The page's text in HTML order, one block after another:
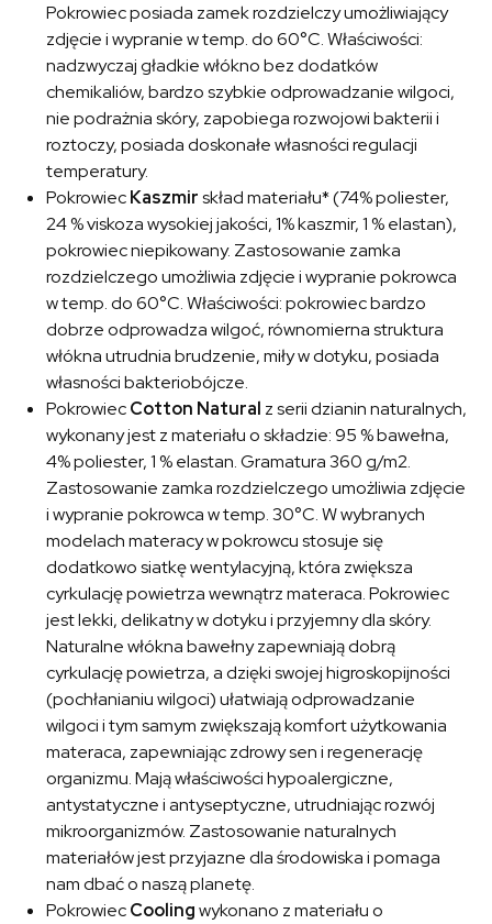
Pokrowiec posiada zamek rozdzielczy umożliwiający
zdjęcie i wypranie w temp. do 60°C. Właściwości:
nadzwyczaj gładkie włókno bez dodatków
chemikaliów, bardzo szybkie odprowadzanie wilgoci,
nie podrażnia skóry, zapobiega rozwojowi bakterii i
roztoczy, posiada doskonałe własności regulacji
temperatury.
PokrowiecKaszmirskład materiału* (74% poliester,
24 % viskoza wysokiej jakości, 1% kaszmir, 1 % elastan),
pokrowiec niepikowany. Zastosowanie zamka
rozdzielczego umożliwia zdjęcie i wypranie pokrowca
w temp. do 60°C. Właściwości: pokrowiec bardzo
dobrze odprowadza wilgoć, równomierna struktura
włókna utrudnia brudzenie, miły w dotyku, posiada
własności bakteriobójcze.
PokrowiecCotton Natural z serii dzianin naturalnych,
wykonany jest z materiału o składzie: 95 % bawełna,
4% poliester, 1 % elastan. Gramatura 360 g/m2.
Zastosowanie zamka rozdzielczego umożliwia zdjęcie
i wypranie pokrowca w temp. 30°C. W wybranych
modelach materacy w pokrowcu stosuje się
dodatkowo siatkę wentylacyjną, która zwiększa
cyrkulację powietrza wewnątrz materaca. Pokrowiec
jest lekki, delikatny w dotyku i przyjemny dla skóry.
Naturalne włókna bawełny zapewniają dobrą
cyrkulację powietrza, a dzięki swojej higroskopijności
(pochłanianiu wilgoci) ułatwiają odprowadzanie
wilgoci i tym samym zwiększają komfort użytkowania
materaca, zapewniając zdrowy sen i regenerację
organizmu. Mają właściwości hypoalergiczne,
antystatyczne i antyseptyczne, utrudniając rozwój
mikroorganizmów. Zastosowanie naturalnych
materiałów jest przyjazne dla środowiska i pomaga
nam dbać o naszą planetę.
PokrowiecCoolingwykonano z materiału o